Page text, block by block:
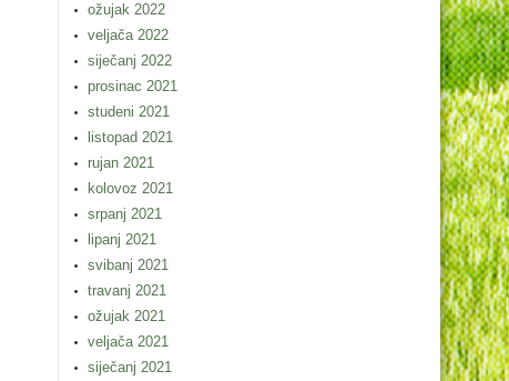
ožujak 2022
veljača 2022
siječanj 2022
prosinac 2021
studeni 2021
listopad 2021
rujan 2021
kolovoz 2021
srpanj 2021
lipanj 2021
svibanj 2021
travanj 2021
ožujak 2021
veljača 2021
siječanj 2021